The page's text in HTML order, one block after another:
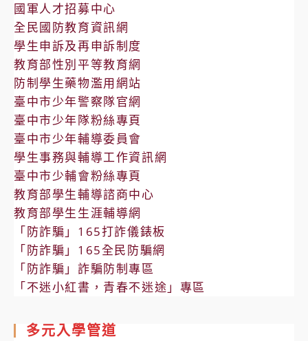
國軍人才招募中心
全民國防教育資訊網
學生申訴及再申訴制度
教育部性別平等教育網
防制學生藥物濫用網站
臺中市少年警察隊官網
臺中市少年隊粉絲專頁
臺中市少年輔導委員會
學生事務與輔導工作資訊網
臺中市少輔會粉絲專頁
教育部學生輔導諮商中心
教育部學生生涯輔導網
「防詐騙」165打詐儀錶板
「防詐騙」165全民防騙網
「防詐騙」詐騙防制專區
「不迷小紅書，青春不迷途」專區
多元入學管道